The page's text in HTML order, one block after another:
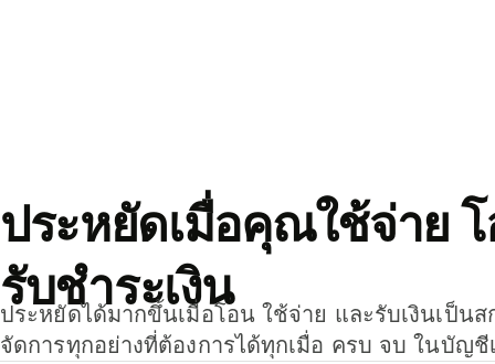
ประหยัดเมื่อคุณใช้จ่าย โ
รับชำระเงิน
ประหยัดได้มากขึ้นเมื่อโอน ใช้จ่าย และรับเงินเป็น
จัดการทุกอย่างที่ต้องการได้ทุกเมื่อ ครบ จบ ในบัญชี